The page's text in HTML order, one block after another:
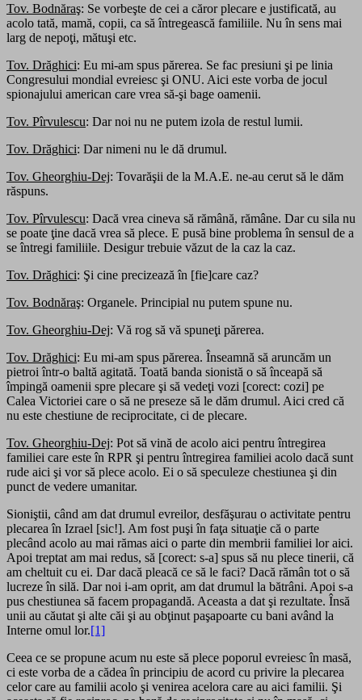
Tov. Bodnăraş: Se vorbeşte de cei a căror plecare e justificată, au
acolo tată, mamă, copii, ca să întregească familiile. Nu în sens mai
larg de nepoţi, mătuşi etc.
Tov. Drăghici: Eu mi-am spus părerea. Se fac presiuni şi pe linia
Congresului mondial evreiesc şi ONU. Aici este vorba de jocul
spionajului american care vrea să-şi bage oamenii.
Tov. Pîrvulescu: Dar noi nu ne putem izola de restul lumii.
Tov. Drăghici: Dar nimeni nu le dă drumul.
Tov. Gheorghiu-Dej: Tovarăşii de la M.A.E. ne-au cerut să le dăm
răspuns.
Tov. Pîrvulescu: Dacă vrea cineva să rămână, rămâne. Dar cu sila nu
se poate ţine dacă vrea să plece. E pusă bine problema în sensul de a
se întregi familiile. Desigur trebuie văzut de la caz la caz.
Tov. Drăghici: Şi cine precizează în [fie]care caz?
Tov. Bodnăraş: Organele. Principial nu putem spune nu.
Tov. Gheorghiu-Dej: Vă rog să vă spuneţi părerea.
Tov. Drăghici: Eu mi-am spus părerea. Înseamnă să aruncăm un
pietroi într-o baltă agitată. Toată banda sionistă o să înceapă să
împingă oamenii spre plecare şi să vedeţi vozi [corect: cozi] pe
Calea Victoriei care o să ne preseze să le dăm drumul. Aici cred că
nu este chestiune de reciprocitate, ci de plecare.
Tov. Gheorghiu-Dej: Pot să vină de acolo aici pentru întregirea
familiei care este în RPR şi pentru întregirea familiei acolo dacă sunt
rude aici şi vor să plece acolo. Ei o să speculeze chestiunea şi din
punct de vedere umanitar.
Sioniştii, când am dat drumul evreilor, desfăşurau o activitate pentru
plecarea în Izrael [sic!]. Am fost puşi în faţa situaţie că o parte
plecând acolo au mai rămas aici o parte din membrii familiei lor aici.
Apoi treptat am mai redus, să [corect: s-a] spus să nu plece tinerii, că
am cheltuit cu ei. Dar dacă pleacă ce să le faci? Dacă rămân tot o să
lucreze în silă. Dar noi i-am oprit, am dat drumul la bătrâni. Apoi s-a
pus chestiunea să facem propagandă. Aceasta a dat şi rezultate. Însă
unii au căutat şi alte căi şi au obţinut paşapoarte cu bani având la
Interne omul lor.[1]
Ceea ce se propune acum nu este să plece poporul evreiesc în masă,
ci este vorba de a cădea în principiu de acord cu privire la plecarea
celor care au familii acolo şi venirea acelora care au aici familii. Şi